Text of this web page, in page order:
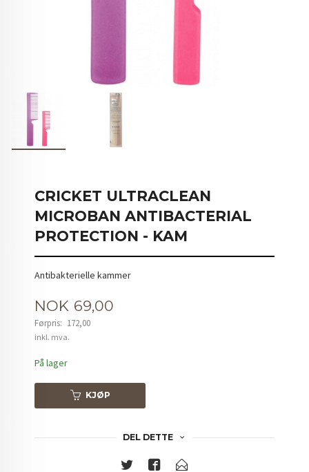
CRICKET ULTRACLEAN
MICROBAN ANTIBACTERIAL
PROTECTION - KAM
Antibakterielle kammer
Tilbud
NOK 69,00
Førpris: 172,00
Rabatt
inkl. mva.
På lager
KJØP
DEL DETTE